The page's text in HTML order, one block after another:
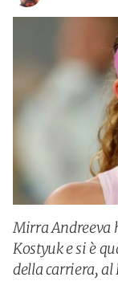
Mirra Andreeva
Kostyuk e si è
della carriera, al